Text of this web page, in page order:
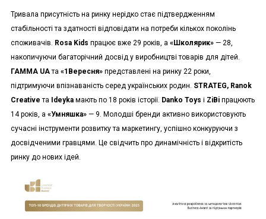
Тривала присутність на ринку нерідко стає підтвердженням
стабільності та здатності відповідати на потреби кількох поколінь
споживачів. Rosa Kids працює вже 29 років, а «Школярик»— 28,
накопичуючи багаторічний досвід у виробництві товарів для дітей.
ГАММА UAта «1Вересня»представлені на ринку 22 роки,
підтримуючи впізнаваність серед українських родин. STRATEG, Ranok
Creativeта Ideyka мають по 18 років історії. Danko Toys і ZiBi працюють
14 років, а «Умняшка»— 9. Молодші бренди активно використовують
сучасні інструменти розвитку та маркетингу, успішно конкуруючи з
досвідченими гравцями. Це свідчить про динамічність і відкритість
ринку до нових ідей.